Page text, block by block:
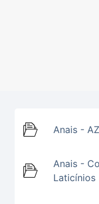
Anais -
Anais -
Laticínios